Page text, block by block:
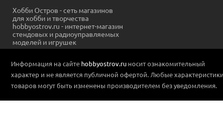
Хобби Остров - сеть магазинов
для хобби и творчества
hobbyostrov.ru - интернет-магазин
стендовых и радиоуправляемых
моделей и игрушек
Информация на сайте hobbyostrov.ru носит ознакомительный
характер и не является публичной офертой. Любые
товаров могут быть изменены производителем без уведомления.